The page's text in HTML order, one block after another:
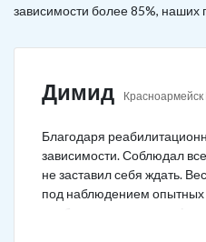
зависимости более 85%, наших
Димид
Благодаря
зависимости. Соблюдал
не заставил себя ждать.
под наблюдением опытных
пребывания супер
есть все необходимое